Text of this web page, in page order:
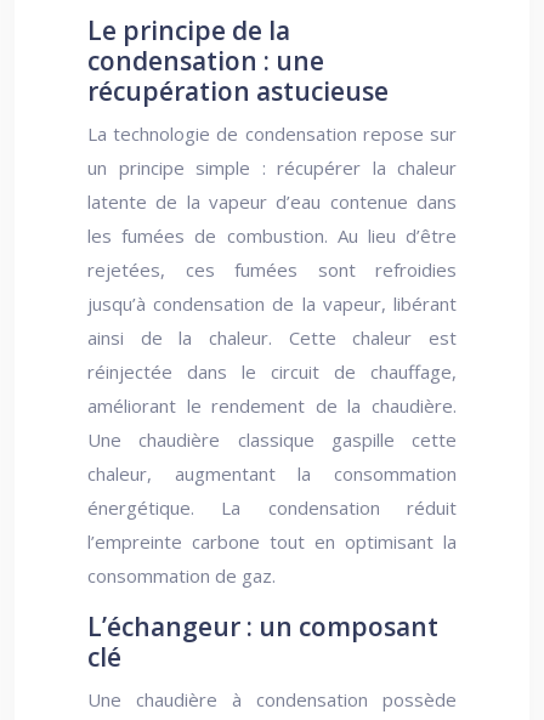
Le principe de la
condensation : une
récupération astucieuse
La technologie de condensation repose sur
un principe simple : récupérer la chaleur
latente de la vapeur d’eau contenue dans
les fumées de combustion. Au lieu d’être
rejetées, ces fumées sont refroidies
jusqu’à condensation de la vapeur, libérant
ainsi de la chaleur. Cette chaleur est
réinjectée dans le circuit de chauffage,
améliorant le rendement de la chaudière.
Une chaudière classique gaspille cette
chaleur, augmentant la consommation
énergétique. La condensation réduit
l’empreinte carbone tout en optimisant la
consommation de gaz.
L’échangeur : un composant
clé
Une chaudière à condensation possède